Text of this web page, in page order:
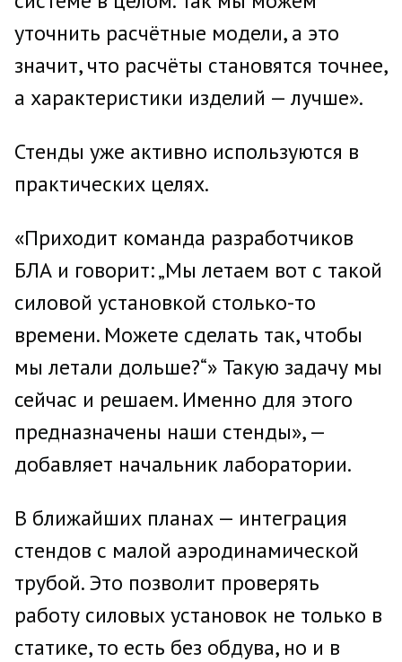
уточнить расчётные модели, а это
значит, что расчёты становятся точнее,
а характеристики изделий — лучше».
Стенды уже активно используются в
практических целях.
«Приходит команда разработчиков
БЛА и говорит: „Мы летаем вот с такой
силовой установкой столько-то
времени. Можете сделать так, чтобы
мы летали дольше?“» Такую задачу мы
сейчас и решаем. Именно для этого
предназначены наши стенды», —
добавляет начальник лаборатории.
В ближайших планах — интеграция
стендов с малой аэродинамической
трубой. Это позволит проверять
работу силовых установок не только в
статике, то есть без обдува, но и в